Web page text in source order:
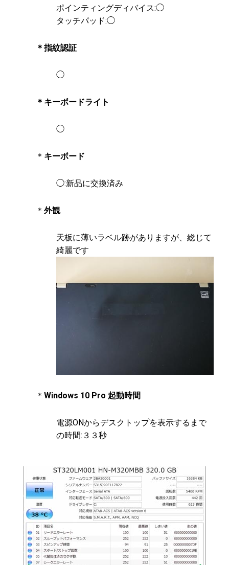
ポインティングディバイス:◯
タッチパッド:◯
＊指紋認証
◯
＊キーボードライト
◯​
​＊ キーボード
◯:新品に交換済み
＊ 外観
天板に薄いラベル跡がありますが、総じて
綺麗です
＊ Windows 10 Pro 起動時間
電源ONからデスクトップを表示するまで
の時間:３３秒